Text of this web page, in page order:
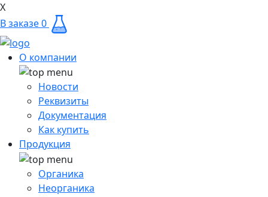
X
В заказе0
О компании
Новости
Реквизиты
Документация
Как купить
Продукция
Органика
Неорганика